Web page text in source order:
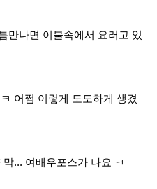
만나면 이불속에서 요러고 있
어쩜 이렇게 도도하게 생겼
막... 여배우포스가 나요 ㅋ